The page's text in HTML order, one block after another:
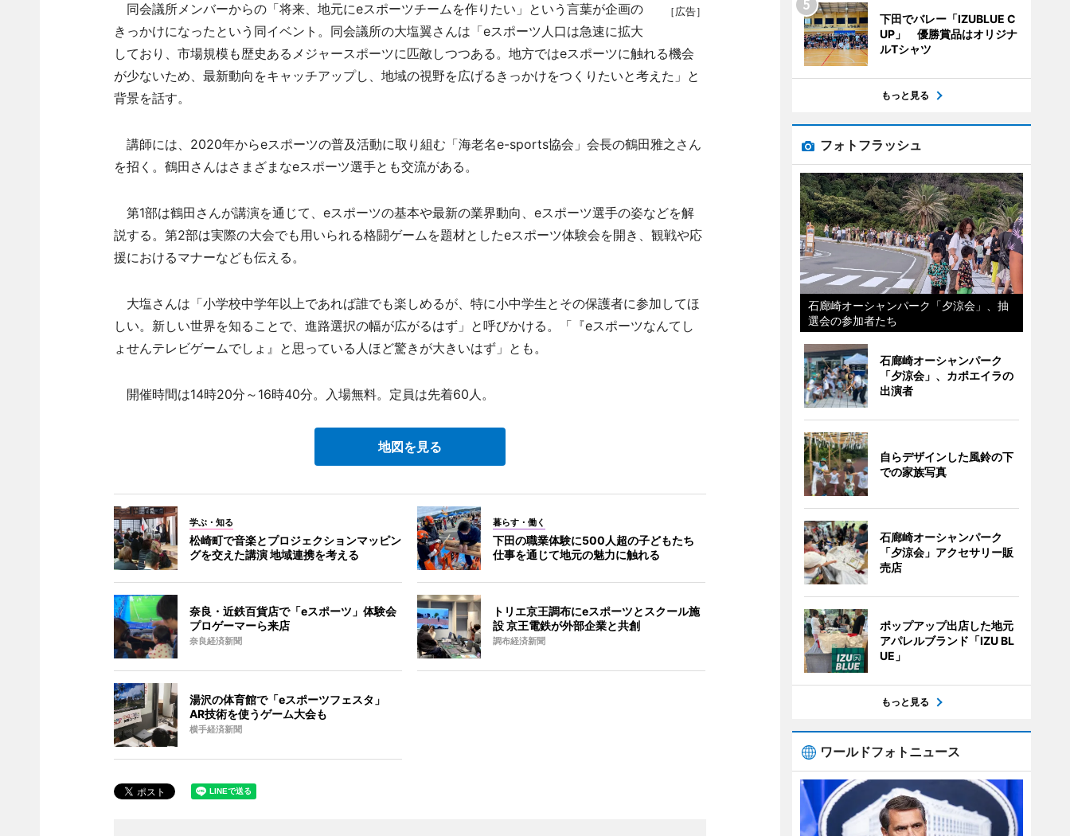
［広告］
同会議所メンバーからの「将来、地元にeスポーツチームを作りたい」という言葉が企画の
きっかけになったという同イベント。同会議所の大塩翼さんは「eスポーツ人口は急速に拡大
しており、市場規模も歴史あるメジャースポーツに匹敵しつつある。地方ではeスポーツに触れる機会
が少ないため、最新動向をキャッチアップし、地域の視野を広げるきっかけをつくりたいと考えた」と
背景を話す。
講師には、2020年からeスポーツの普及活動に取り組む「海老名e-sports協会」会長の鶴田雅之さん
を招く。鶴田さんはさまざまなeスポーツ選手とも交流がある。
第1部は鶴田さんが講演を通じて、eスポーツの基本や最新の業界動向、eスポーツ選手の姿などを解
説する。第2部は実際の大会でも用いられる格闘ゲームを題材としたeスポーツ体験会を開き、観戦や応
援におけるマナーなども伝える。
大塩さんは「小学校中学年以上であれば誰でも楽しめるが、特に小中学生とその保護者に参加してほ
しい。新しい世界を知ることで、進路選択の幅が広がるはず」と呼びかける。「『eスポーツなんてし
ょせんテレビゲームでしょ』と思っている人ほど驚きが大きいはず」とも。
開催時間は14時20分～16時40分。入場無料。定員は先着60人。
地図を見る
学ぶ・知る
松崎町で音楽とプロジェクションマッピン
グを交えた講演 地域連携を考える
暮らす・働く
下田の職業体験に500人超の子どもたち
仕事を通じて地元の魅力に触れる
奈良・近鉄百貨店で「eスポーツ」体験会
プロゲーマーら来店
奈良経済新聞
トリエ京王調布にeスポーツとスクール施
設 京王電鉄が外部企業と共創
調布経済新聞
湯沢の体育館で「eスポーツフェスタ」
AR技術を使うゲーム大会も
横手経済新聞
下田でバレー「IZUBLUE C
UP」 優勝賞品はオリジナ
ルTシャツ
もっと見る
フォトフラッシュ
石廊崎オーシャンパーク「夕涼会」、抽
選会の参加者たち
石廊崎オーシャンパーク
「夕涼会」、カポエイラの
出演者
自らデザインした風鈴の下
での家族写真
石廊崎オーシャンパーク
「夕涼会」アクセサリー販
売店
ポップアップ出店した地元
アパレルブランド「IZU BL
UE」
もっと見る
ワールドフォトニュース